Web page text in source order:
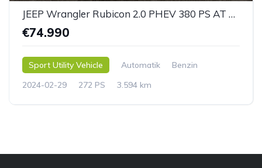
JEEP Wrangler Rubicon 2.0 PHEV 380 PS AT 4xe
€74.990
Sport Utility Vehicle Automatik
Benzin
2024-02-29
272 PS 3.594 km